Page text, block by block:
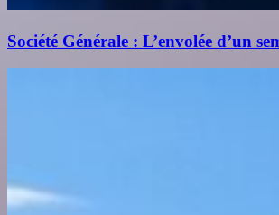
Société Générale : L’envolée d’un